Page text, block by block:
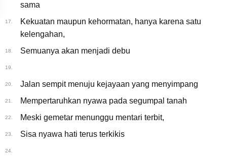
sama
17.
Kekuatan maupun kehormatan, hanya karena satu
kelengahan,
18. Semuanya akan menjadi debu
19.
20. Jalan sempit menuju kejayaan yang menyimpang
21. Mempertaruhkan nyawa pada segumpal tanah
22. Meski gemetar menunggu mentari terbit,
23. Sisa nyawa hati terus terkikis
24.